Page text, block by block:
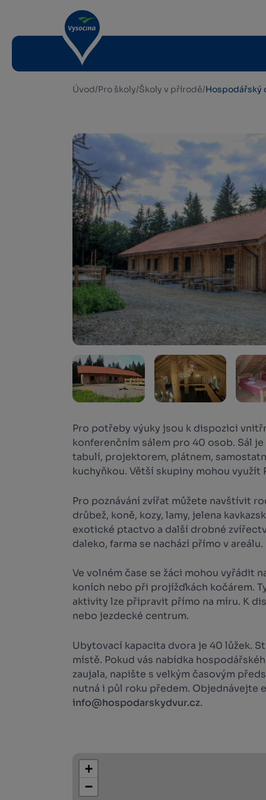
Úvod/Pro školy/Školy v přírodě/Hospodářský
Pro potřeby výuky jsou k dispozici
konferenčním sálem pro 40 osob. Sál
tabulí, projektorem, plátnem,
kuchyňkou. Větší skupiny mohou využít
Pro poznávání zvířat můžete navštívit
drůbež, koně, kozy, lamy, jelena
exotické ptactvo a další drobné
daleko, farma se nachází přímo v areálu.
Ve volném čase se žáci mohou vyřádit
koních nebo při projížďkách kočárem.
aktivity lze připravit přímo na míru. K
nebo jezdecké centrum.
Ubytovací kapacita dvora je 40 lůžek.
místě. Pokud vás nabídka
zaujala, napište s velkým časovým
nutná i půl roku předem. Objednávejte
info@hospodarskydvur.cz.
+
−